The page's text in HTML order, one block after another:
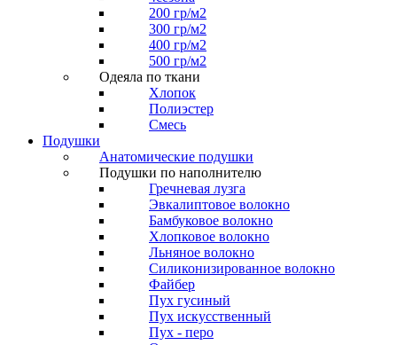
200 гр/м2
300 гр/м2
400 гр/м2
500 гр/м2
Одеяла по ткани
Хлопок
Полиэстер
Смесь
Подушки
Анатомические подушки
Подушки по наполнителю
Гречневая лузга
Эвкалиптовое волокно
Бамбуковое волокно
Хлопковое волокно
Льняное волокно
Силиконизированное волокно
Файбер
Пух гусиный
Пух искусственный
Пух - перо